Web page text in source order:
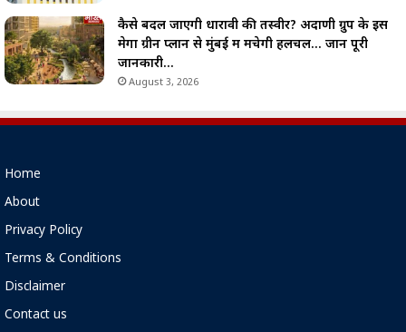
कैसे बदल जाएगी धारावी की तस्वीर? अदाणी ग्रुप के इस
मेगा ग्रीन प्लान से मुंबई में मचेगी हलचल… जानें पूरी
जानकारी…
August 3, 2026
Home
About
Privacy Policy
Terms & Conditions
Disclaimer
Contact us